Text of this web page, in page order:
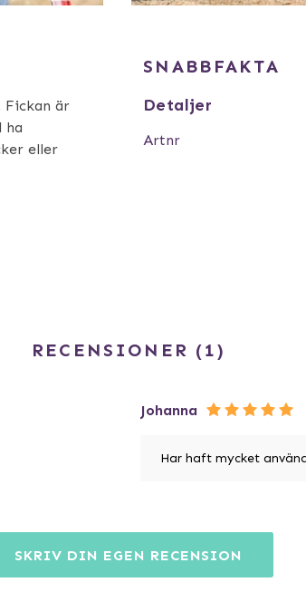
Fickan är
ha
eller
SNABBFAKTA
Detaljer
Artnr
RECENSIONER 1
Johanna
Har haft mycket
SKRIV DIN EGEN RECENSION